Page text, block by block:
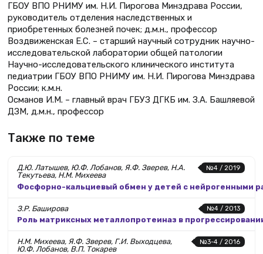
ГБОУ ВПО РНИМУ им. Н.И. Пирогова Минздрава России,
руководитель отделения наследственных и
приобретенных болезней почек; д.м.н., профессор
Воздвиженская Е.С. – старший научный сотрудник научно-
исследовательской лаборатории общей патологии
Научно-исследовательского клинического института
педиатрии ГБОУ ВПО РНИМУ им. Н.И. Пирогова Минздрава
России; к.м.н.
Османов И.М. – главный врач ГБУЗ ДГКБ им. З.А. Башляевой
ДЗМ, д.м.н., профессор
Также по теме
№4 / 2019
Д.Ю. Латышев, Ю.Ф. Лобанов, Я.Ф. Зверев, Н.А.
Текутьева, Н.М. Михеева
Фосфорно-кальциевый обмен у детей с нейрогенными
№4 / 2013
З.Р. Баширова
Роль матриксных металлопротеиназ в
№3-4 / 2016
Н.М. Михеева, Я.Ф. Зверев, Г.И. Выходцева,
Ю.Ф. Лобанов, В.П. Токарев